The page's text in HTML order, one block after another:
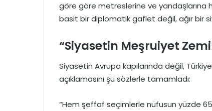
göre göre metreslerine ve yandaşlarına
basit bir diplomatik gaflet değil, ağır bir
“Siyasetin Meşruiyet
Siyasetin Avrupa kapılarında değil,
açıklamasını şu sözlerle tamamladı:
“Hem şeffaf seçimlerle nüfusun yüzde